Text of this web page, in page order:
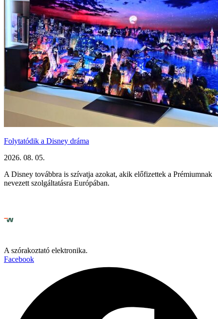
Folytatódik a Disney dráma
2026. 08. 05.
A Disney továbbra is szívatja azokat, akik előfizettek a Prémiumnak
nevezett szolgáltatásra Európában.
A szórakoztató elektronika.
Facebook